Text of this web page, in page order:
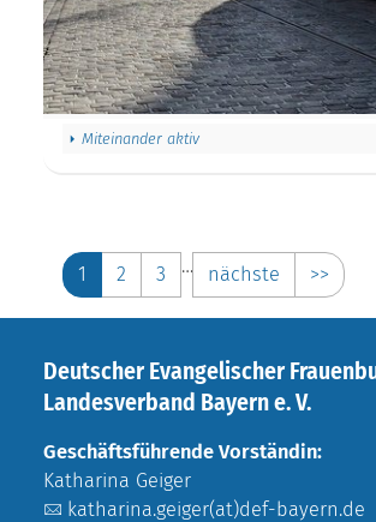
Miteinander aktiv
1 2 3 … nächste >>
Deutscher Evangelischer
Landesverband Bayern e. V.
Geschäftsführende Vorständin:
Katharina Geiger
katharina.geiger(at)def-bayern.de